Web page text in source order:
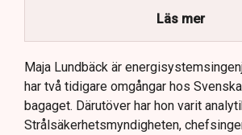
Läs mer
Maja Lundbäck är
har två tidigare omgångar hos
bagaget. Därutöver har hon varit
Strålsäkerhetsmyndigheten,